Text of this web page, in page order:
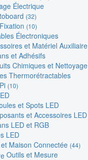
Électrique
(32)
(10)
Électroniques
et Matériel Auxiliaire
et Adhésifs
Chimiques et Nettoyage
Thermorétractables
(10)
et Spots LED
et Accessoires LED
LED et RGB
LED
Maison Connectée (44)
Outils et Mesure